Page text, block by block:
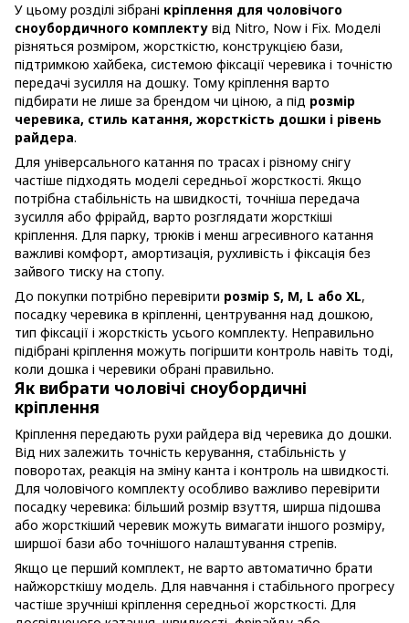
У цьому розділі зібрані кріплення для чоловічого
сноубордичного комплекту від Nitro, Now і Fix. Моделі
різняться розміром, жорсткістю, конструкцією бази,
підтримкою хайбека, системою фіксації черевика і точністю
передачі зусилля на дошку. Тому кріплення варто
підбирати не лише за брендом чи ціною, а під розмір
черевика, стиль катання, жорсткість дошки і рівень
райдера.
Для універсального катання по трасах і різному снігу
частіше підходять моделі середньої жорсткості. Якщо
потрібна стабільність на швидкості, точніша передача
зусилля або фрірайд, варто розглядати жорсткіші
кріплення. Для парку, трюків і менш агресивного катання
важливі комфорт, амортизація, рухливість і фіксація без
зайвого тиску на стопу.
До покупки потрібно перевірити розмір S, M, L або XL,
посадку черевика в кріпленні, центрування над дошкою,
тип фіксації і жорсткість усього комплекту. Неправильно
підібрані кріплення можуть погіршити контроль навіть тоді,
коли дошка і черевики обрані правильно.
Як вибрати чоловічі сноубордичні
кріплення
Кріплення передають рухи райдера від черевика до дошки.
Від них залежить точність керування, стабільність у
поворотах, реакція на зміну канта і контроль на швидкості.
Для чоловічого комплекту особливо важливо перевірити
посадку черевика: більший розмір взуття, ширша підошва
або жорсткіший черевик можуть вимагати іншого розміру,
ширшої бази або точнішого налаштування стрепів.
Якщо це перший комплект, не варто автоматично брати
найжорсткішу модель. Для навчання і стабільного прогресу
частіше зручніші кріплення середньої жорсткості. Для